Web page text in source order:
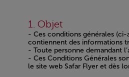
1. Objet
- Ces conditions générales (ci-
contiennent des informations
- Toute personne demandant
- Ces Conditions Générales
le site web Safar Flyer et dès